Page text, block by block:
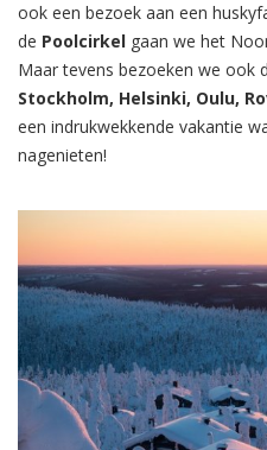
ook een bezoek aan een
de Poolcirkel gaan we het
Maar tevens bezoeken we ook
Stockholm, Helsinki, Oulu,
een indrukwekkende vakantie
nagenieten!